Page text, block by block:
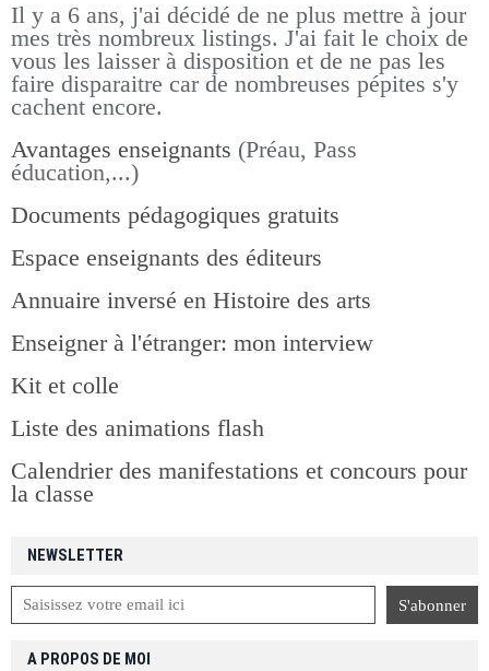
NEWSLETTER
Il y a 6 ans, j'ai décidé de ne plus mettre à jour
mes très nombreux listings. J'ai fait le choix de
vous les laisser à disposition et de ne pas les
faire disparaitre car de nombreuses pépites s'y
cachent encore.
Avantages enseignants (Préau, Pass
éducation,...)
Documents pédagogiques gratuits
Espace enseignants des éditeurs
Annuaire inversé en Histoire des arts
Enseigner à l'étranger: mon interview
Kit et colle
Liste des animations flash
Calendrier des manifestations et concours pour
la classe
A PROPOS DE MOI